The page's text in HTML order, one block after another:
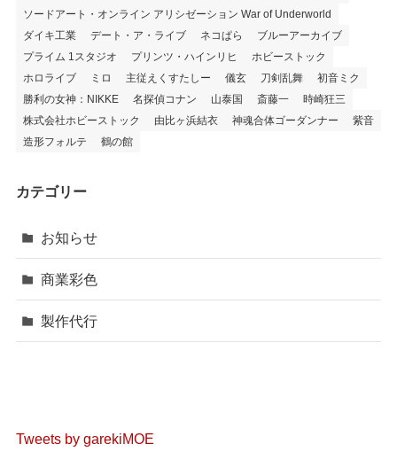
ソードアート・オンライン アリシゼーション War of Underworld
ダイキ工業
デート・ア・ライブ ネコぱら
ブルーアーカイブ
プライム 1スタジオ
プリンツ・ハインリヒ
ホビーストック
ホロライブ
ミロ 主従えくすたしー 儀玄 刀剣乱舞
初音ミク
勝利の女神：NIKKE
名探偵コナン 山泰国 斎藤一
時崎狂三
株式会社ホビーストック
由比ヶ浜結衣 神魂合体ゴーダンナー
紫音
造形フォルテ
鶴の館
カテゴリー
お知らせ
商業彩色
製作代行
Tweets by garekiMOE